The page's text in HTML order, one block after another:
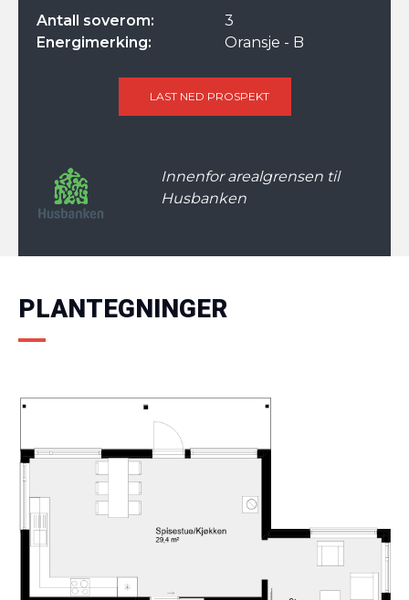
Antall soverom:
3
Energimerking:
Oransje - B
LAST NED PROSPEKT
Innenfor arealgrensen til
Husbanken
PLANTEGNINGER